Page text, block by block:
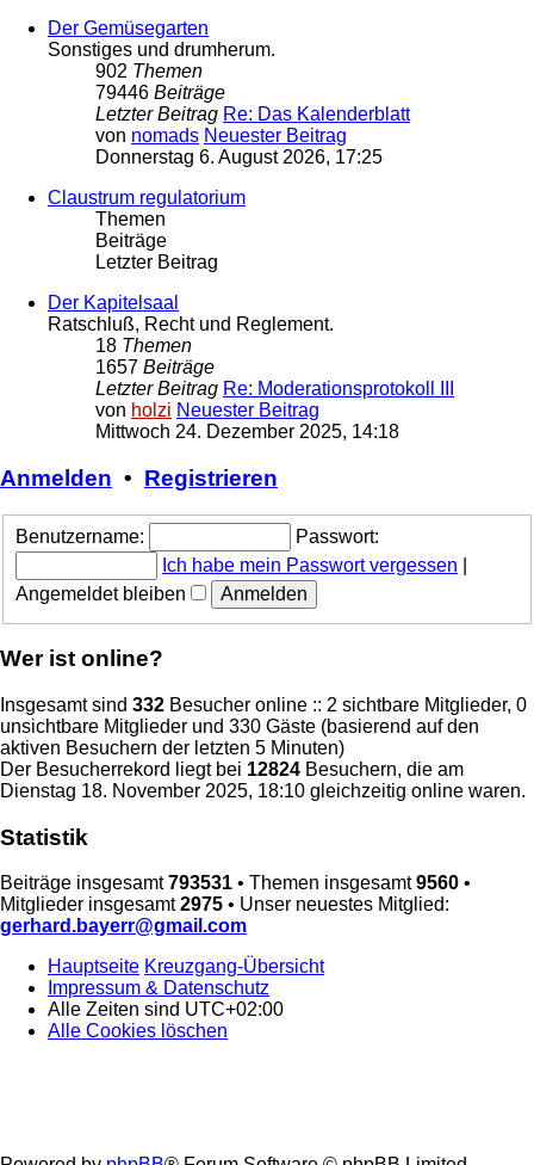
Der Gemüsegarten
Sonstiges und drumherum.
902 Themen
79446 Beiträge
Letzter Beitrag Re: Das Kalenderblatt
von nomads Neuester Beitrag
Donnerstag 6. August 2026, 17:25
Claustrum regulatorium
Themen
Beiträge
Letzter Beitrag
Der Kapitelsaal
Ratschluß, Recht und Reglement.
18 Themen
1657 Beiträge
Letzter Beitrag Re: Moderationsprotokoll III
von holzi Neuester Beitrag
Mittwoch 24. Dezember 2025, 14:18
Anmelden • Registrieren
Benutzername:
Passwort:
Ich habe mein Passwort vergessen
Angemeldet bleiben
Wer ist online?
Insgesamt sind 332 Besucher online :: 2 sichtbare Mitglieder, 0
unsichtbare Mitglieder und 330 Gäste (basierend auf den
aktiven Besuchern der letzten 5 Minuten)
Der Besucherrekord liegt bei 12824 Besuchern, die am
Dienstag 18. November 2025, 18:10 gleichzeitig online waren.
Statistik
Beiträge insgesamt793531 • Themen insgesamt9560 •
Mitglieder insgesamt2975 • Unser neuestes Mitglied:
gerhard.bayerr@gmail.com
Hauptseite Kreuzgang-Übersicht
Impressum & Datenschutz
Alle Zeiten sind UTC+02:00
Alle Cookies löschen